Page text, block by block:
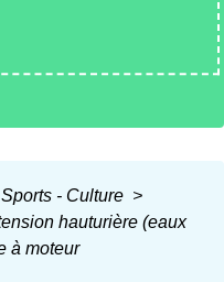
- Culture >
hauturière (eaux
à moteur